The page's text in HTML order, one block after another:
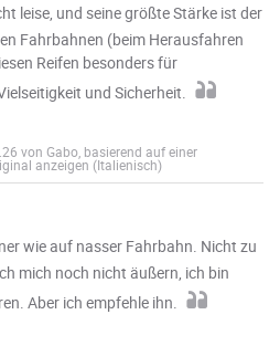
leise, und seine größte Stärke ist der
Fahrbahnen (beim Herausfahren
Reifen besonders für
und Sicherheit.
von Gabo, basierend auf einer
anzeigen (Italienisch)
wie auf nasser Fahrbahn. Nicht zu
mich noch nicht äußern, ich bin
Aber ich empfehle ihn.